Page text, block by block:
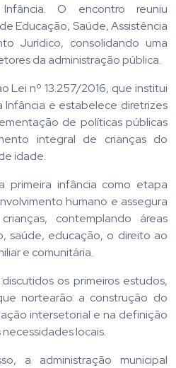
O encontro reuniu
Educação, Saúde, Assistência
Jurídico, consolidando uma
da administração pública.
Lei nº 13.257/2016, que institui
Infância e estabelece diretrizes
de políticas públicas
integral de crianças do
idade.
primeira infância como etapa
humano e assegura
contemplando áreas
saúde, educação, o direito ao
e comunitária.
os primeiros estudos,
nortearão a construção do
intersetorial e na definição
locais.
a administração municipal